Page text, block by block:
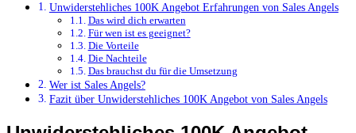
Unwiderstehliches 100K Angebot Erfahrungen von Sales Angels
Das wird dich erwarten
Für wen ist es geeignet?
Die Vorteile
Die Nachteile
Das brauchst du für die Umsetzung
Wer ist Sales Angels?
Fazit über Unwiderstehliches 100K Angebot von Sales Angels